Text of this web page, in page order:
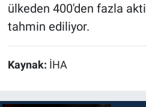
ülkeden 400'den fazla
tahmin ediliyor.
Kaynak: İHA